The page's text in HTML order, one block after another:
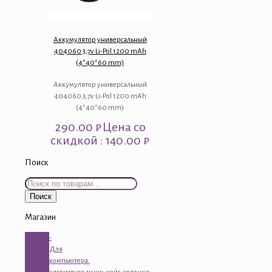
Аккумулятор универсальный
404060 3,7v Li-Pol 1200 mAh
(4*40*60 mm)
Аккумулятор универсальный
404060 3,7v Li-Pol 1200 mAh
(4*40*60 mm)
290.00 ₽Цена со
скидкой : 140.00 ₽
Поиск
Искать:
Поиск
Магазин
-
Для
компьютера: